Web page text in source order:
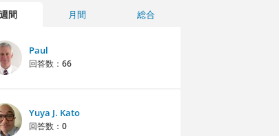
週間 月間 総合
Paul
回答数： 66
Yuya J. Kato
回答数： 0